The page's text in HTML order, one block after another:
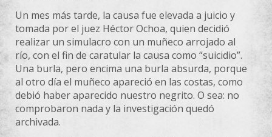
Un mes más tarde, la causa fue elevada a juicio y
tomada por el juez Héctor Ochoa, quien decidió
realizar un simulacro con un muñeco arrojado al
río, con el fin de caratular la causa como “suicidio”.
Una burla, pero encima una burla absurda, porque
al otro día el muñeco apareció en las costas, como
debió haber aparecido nuestro negrito. O sea: no
comprobaron nada y la investigación quedó
archivada.